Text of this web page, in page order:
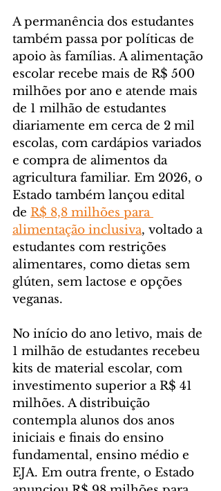
A permanência dos estudantes
também passa por políticas de
apoio às famílias. A alimentação
escolar recebe mais de R$ 500
milhões por ano e atende mais
de 1 milhão de estudantes
diariamente em cerca de 2 mil
escolas, com cardápios variados
e compra de alimentos da
agricultura familiar. Em 2026, o
Estado também lançou edital
de R$ 8,8 milhões para
alimentação inclusiva, voltado a
estudantes com restrições
alimentares, como dietas sem
glúten, sem lactose e opções
veganas.
No início do ano letivo, mais de
1 milhão de estudantes recebeu
kits de material escolar, com
investimento superior a R$ 41
milhões. A distribuição
contempla alunos dos anos
iniciais e finais do ensino
fundamental, ensino médio e
EJA. Em outra frente, o Estado